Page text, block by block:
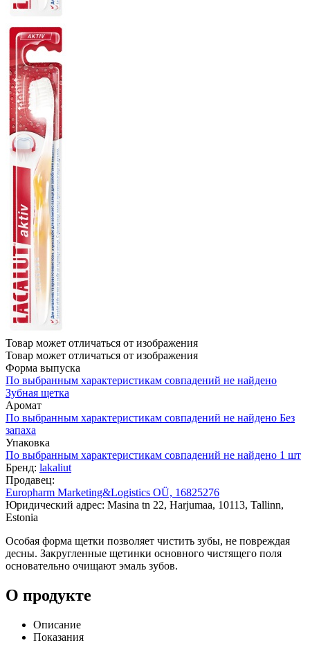
Товар может отличаться от изображения
Товар может отличаться от изображения
Форма выпуска
По выбранным характеристикам совпадений не найдено
Зубная щетка
Аромат
По выбранным характеристикам совпадений не найдено Без
запаха
Упаковка
По выбранным характеристикам совпадений не найдено 1 шт
Бренд: lakaliut
Продавец:
Europharm Marketing&Logistics OÜ, 16825276
Юридический адрес: Masina tn 22, Harjumaa, 10113, Tallinn,
Estonia
Особая форма щетки позволяет чистить зубы, не повреждая
десны. Закругленные щетинки основного чистящего поля
основательно очищают эмаль зубов.
О продукте
Описание
Показания